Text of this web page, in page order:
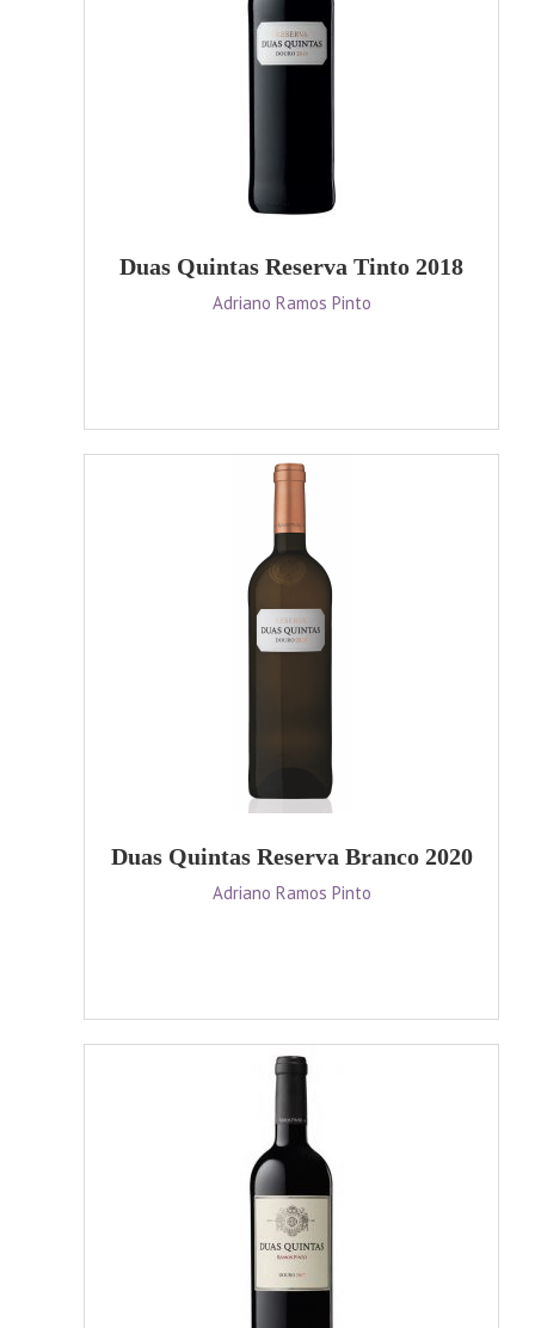
Duas Quintas Reserva Tinto 2018
Adriano Ramos Pinto
Duas Quintas Reserva Branco 2020
Adriano Ramos Pinto